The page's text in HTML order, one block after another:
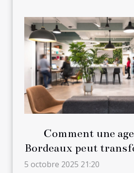
Comment une
Bordeaux peut
entreprise
5 octobre 2025 21:20